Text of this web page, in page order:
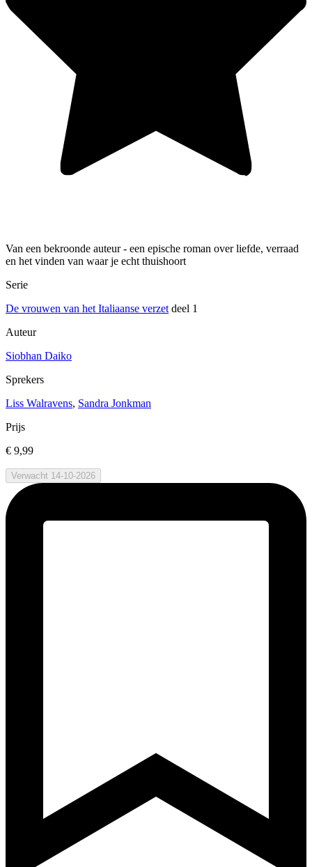
Van een bekroonde auteur - een epische roman over liefde, verraad
en het vinden van waar je echt thuishoort
Serie
De vrouwen van het Italiaanse verzet deel 1
Auteur
Siobhan Daiko
Sprekers
Liss Walravens, Sandra Jonkman
Prijs
€ 9,99
Verwacht 14-10-2026